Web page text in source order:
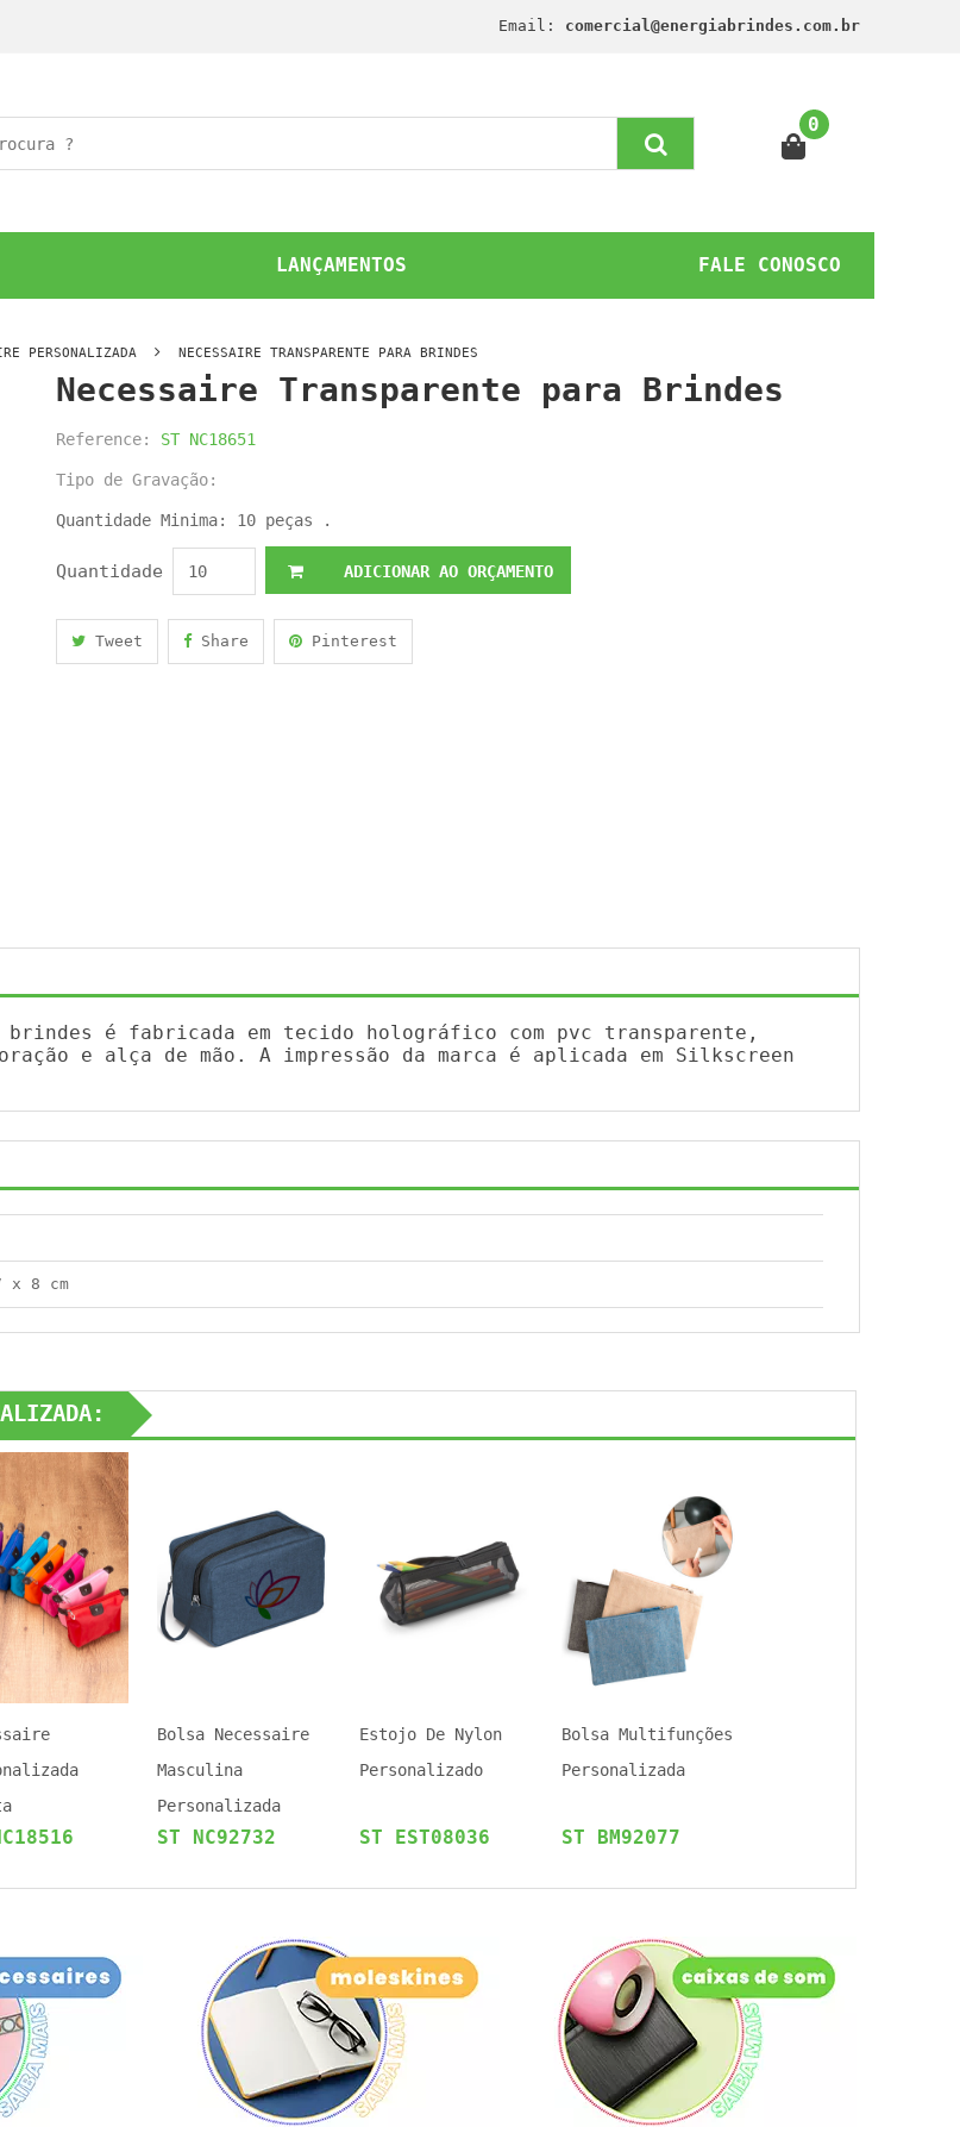
Email: comercial@energiabrindes.com.br
0
LANÇAMENTOS FALE CONOSCO
PERSONALIZADA NECESSAIRE TRANSPARENTE PARA BRINDES
Necessaire Transparente para Brindes
Reference: ST NC18651
Tipo de Gravação:
Quantidade Minima: 10 peças .
Quantidade ADICIONAR AO ORÇAMENTO
Tweet Share Pinterest
é fabricada em tecido holográfico com pvc transparente,
e alça de mão. A impressão da marca é aplicada em Silkscreen
x 8 cm
Bolsa Necessaire
Masculina
Personalizada
ST NC92732
Estojo De Nylon
Personalizado
ST EST08036
Bolsa Multifunções
Personalizada
ST BM92077